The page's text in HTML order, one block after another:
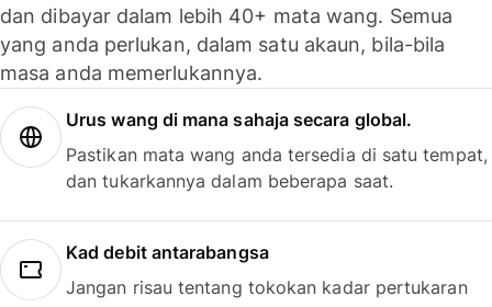
dan dibayar dalam lebih 40+ mata wang. Semua
yang anda perlukan, dalam satu akaun, bila-bila
masa anda memerlukannya.
Urus wang di mana sahaja secara global.
Pastikan mata wang anda tersedia di satu tempat,
dan tukarkannya dalam beberapa saat.
Kad debit antarabangsa
Jangan risau tentang tokokan kadar pertukaran